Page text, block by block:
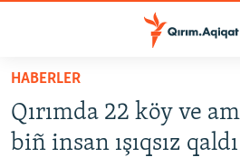
Esas
qaytmaq
Baş
HABERLER
SİYASET
HABERLER
Qırımda 22 köy ve
biñ insan ışıqsız qaldı